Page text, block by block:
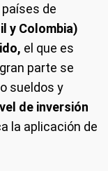
de
y Colombia)
el que es
parte se
sueldos y
de inversión
la aplicación de